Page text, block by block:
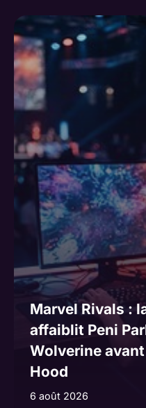
Marvel Rivals :
affaiblit Peni
Wolverine avant
Hood
6 août 2026